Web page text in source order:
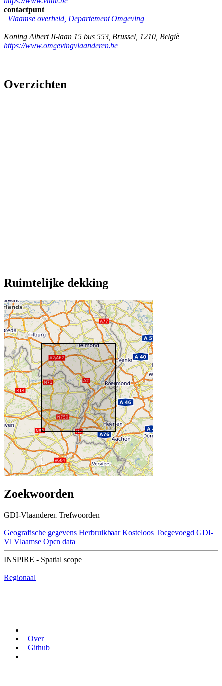
contactpunt
Vlaamse overheid, Departement Omgeving
Koning Albert II-laan 15 bus 553 Brussel 1210 België
https://www.omgevingvlaanderen.be
Overzichten
Ruimtelijke dekking
Zoekwoorden
GDI-Vlaanderen Trefwoorden
Geografische gegevens Herbruikbaar Kosteloos Toegevoegd GDI-
Vl Vlaamse Open data
INSPIRE - Spatial scope
Regionaal
Over
Github